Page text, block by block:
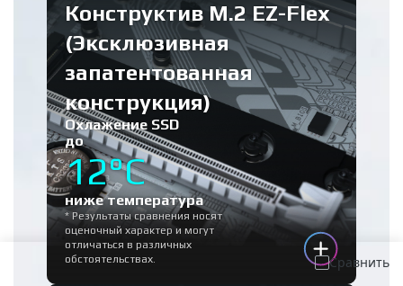
Сравнить
Конструктив M.2 EZ-Flex
(Эксклюзивная
запатентованная
конструкция)
Охлажение SSD
до
12°C
ниже температура
* Результаты сравнения носят
оценочный характер и могут
отличаться в различных
обстоятельствах.